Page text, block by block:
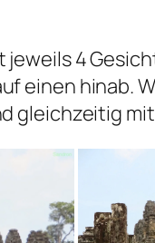
jeweils 4
einen hinab.
gleichzeitig